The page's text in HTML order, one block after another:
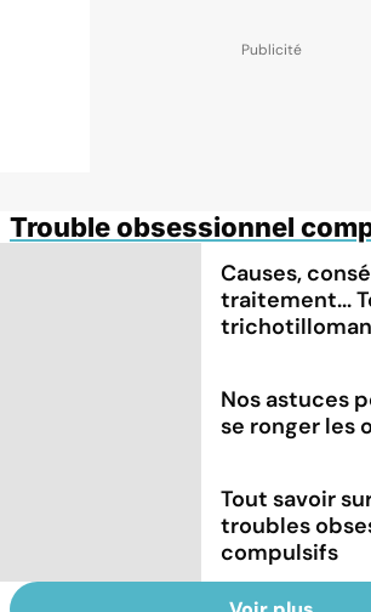
Trouble obsessionnel
Causes,
traitement...
Nos astuces
se ronger les
Tout savoir
troubles
compulsifs